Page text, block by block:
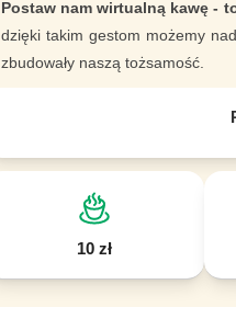
Postaw nam wirtualną kawę -
dzięki takim gestom możemy
zbudowały naszą tożsamość.
10 zł